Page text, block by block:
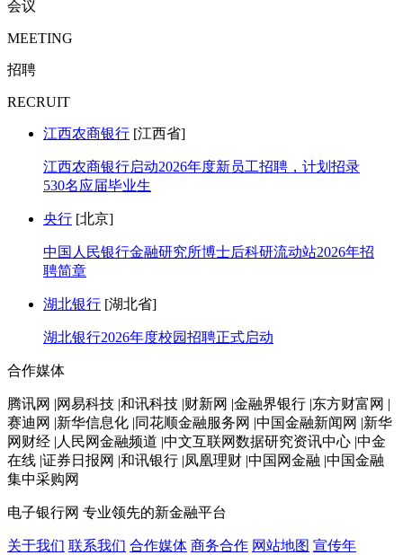
会议
MEETING
招聘
RECRUIT
江西农商银行 [江西省]
江西农商银行启动2026年度新员工招聘，计划招录
530名应届毕业生
央行 [北京]
中国人民银行金融研究所博士后科研流动站2026年招
聘简章
湖北银行 [湖北省]
湖北银行2026年度校园招聘正式启动
合作媒体
腾讯网 |网易科技 |和讯科技 |财新网 |金融界银行 |东方财富网 |
赛迪网 |新华信息化 |同花顺金融服务网 |中国金融新闻网 |新华
网财经 |人民网金融频道 |中文互联网数据研究资讯中心 |中金
在线 |证券日报网 |和讯银行 |凤凰理财 |中国网金融 |中国金融
集中采购网
电子银行网 专业领先的新金融平台
关于我们 联系我们 合作媒体 商务合作 网站地图 宣传年